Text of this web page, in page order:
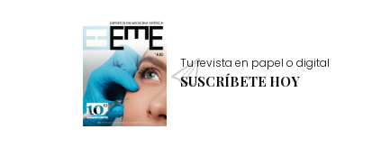
Tu revista en papel o digital
SUSCRÍBETE HOY